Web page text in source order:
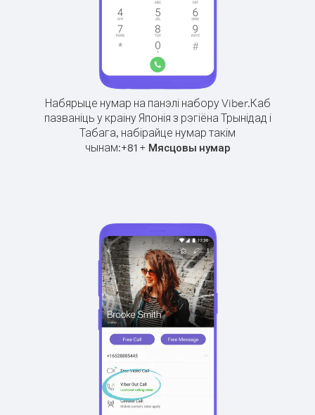
Набярыце нумар на панэлі набору Viber.Каб
пазваніць у краіну Японія з рэгіёна Трынідад і
Табага, набірайце нумар такім
чынам:+81+ Мясцовы нумар